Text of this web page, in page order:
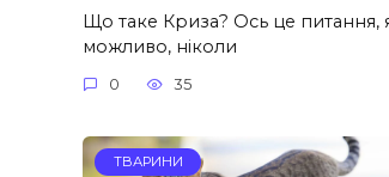
Що таке Криза? Ось це питання,
можливо, ніколи
0 35
ТВАРИНИ